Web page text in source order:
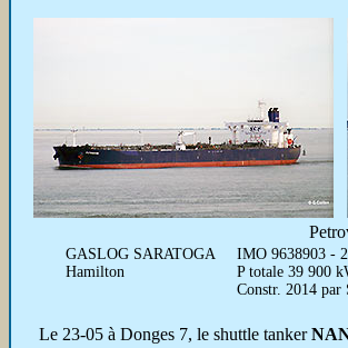
GASLOG SARATOGA
Hamilton
IMO 9638903 -
P totale 39 900
Constr. 2014
Le 23-05 à Donges 7, le shuttle tanker